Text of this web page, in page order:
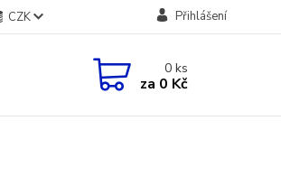
CZK Přihlášení
0ks
za 0 Kč